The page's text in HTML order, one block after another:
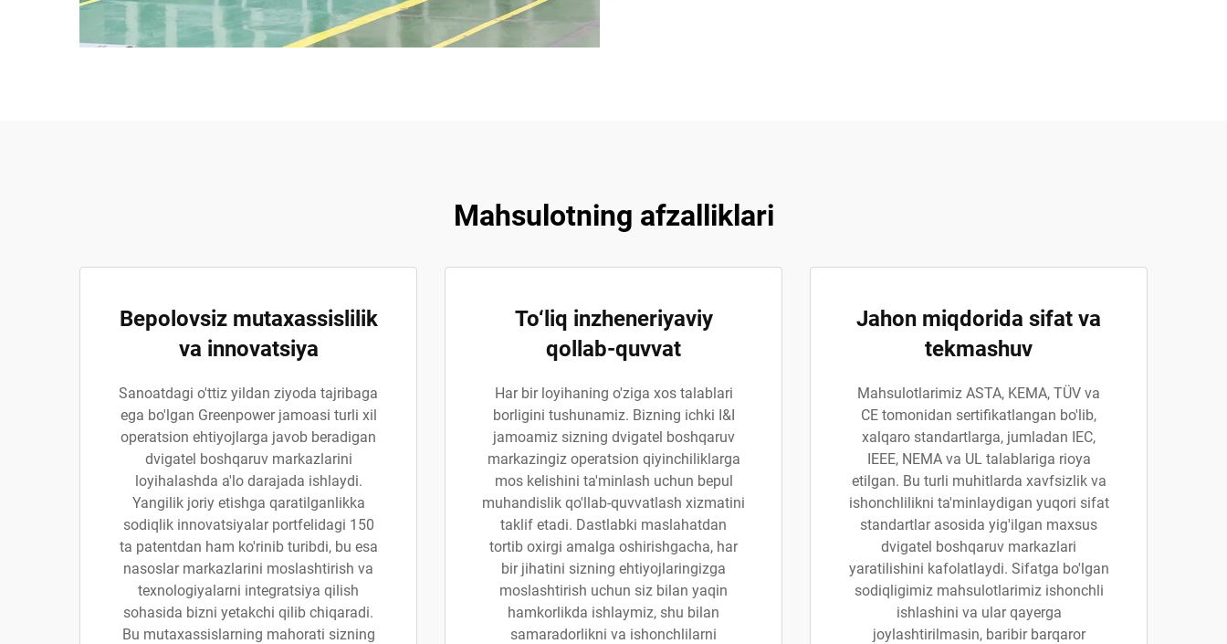
Mahsulotning afzalliklari
Bepolovsiz mutaxassislilik
va innovatsiya
Sanoatdagi o'ttiz yildan ziyoda tajribaga
ega bo'lgan Greenpower jamoasi turli xil
operatsion ehtiyojlarga javob beradigan
dvigatel boshqaruv markazlarini
loyihalashda a'lo darajada ishlaydi.
Yangilik joriy etishga qaratilganlikka
sodiqlik innovatsiyalar portfelidagi 150
ta patentdan ham ko'rinib turibdi, bu esa
nasoslar markazlarini moslashtirish va
texnologiyalarni integratsiya qilish
sohasida bizni yetakchi qilib chiqaradi.
Bu mutaxassislarning mahorati sizning
To‘liq inzheneriyaviy
qollab-quvvat
Har bir loyihaning o'ziga xos talablari
borligini tushunamiz. Bizning ichki I&I
jamoamiz sizning dvigatel boshqaruv
markazingiz operatsion qiyinchiliklarga
mos kelishini ta'minlash uchun bepul
muhandislik qo'llab-quvvatlash xizmatini
taklif etadi. Dastlabki maslahatdan
tortib oxirgi amalga oshirishgacha, har
bir jihatini sizning ehtiyojlaringizga
moslashtirish uchun siz bilan yaqin
hamkorlikda ishlaymiz, shu bilan
samaradorlikni va ishonchlilarni
Jahon miqdorida sifat va
tekmashuv
Mahsulotlarimiz ASTA, KEMA, TÜV va
CE tomonidan sertifikatlangan bo'lib,
xalqaro standartlarga, jumladan IEC,
IEEE, NEMA va UL talablariga rioya
etilgan. Bu turli muhitlarda xavfsizlik va
ishonchlilikni ta'minlaydigan yuqori sifat
standartlar asosida yig'ilgan maxsus
dvigatel boshqaruv markazlari
yaratilishini kafolatlaydi. Sifatga bo'lgan
sodiqligimiz mahsulotlarimiz ishonchli
ishlashini va ular qayerga
joylashtirilmasin, baribir barqaror